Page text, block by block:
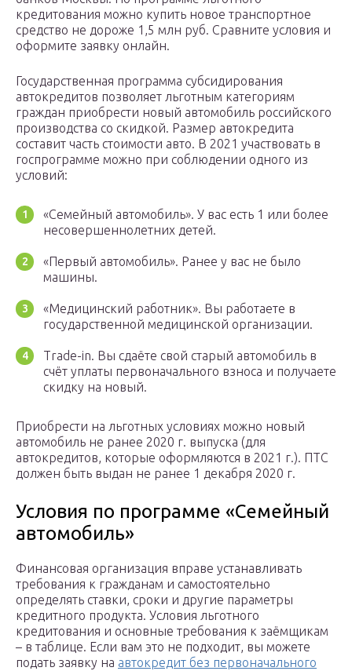
кредитования можно купить новое транспортное
средство не дороже 1,5 млн руб. Сравните условия и
оформите заявку онлайн.
Государственная программа субсидирования
автокредитов позволяет льготным категориям
граждан приобрести новый автомобиль российского
производства со скидкой. Размер автокредита
составит часть стоимости авто. В 2021 участвовать в
госпрограмме можно при соблюдении одного из
условий:
«Семейный автомобиль». У вас есть 1 или более
несовершеннолетних детей.
«Первый автомобиль». Ранее у вас не было
машины.
«Медицинский работник». Вы работаете в
государственной медицинской организации.
Trade-in. Вы сдаёте свой старый автомобиль в
счёт уплаты первоначального взноса и получаете
скидку на новый.
Приобрести на льготных условиях можно новый
автомобиль не ранее 2020 г. выпуска (для
автокредитов, которые оформляются в 2021 г.). ПТС
должен быть выдан не ранее 1 декабря 2020 г.
Условия по программе «Семейный
автомобиль»
Финансовая организация вправе устанавливать
требования к гражданам и самостоятельно
определять ставки, сроки и другие параметры
кредитного продукта. Условия льготного
кредитования и основные требования к заёмщикам
– в таблице. Если вам это не подходит, вы можете
подать заявку на автокредит без первоначального